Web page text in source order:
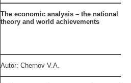
The economic analysis – the national
theory and world achievements
Autor: Chernov V.A.